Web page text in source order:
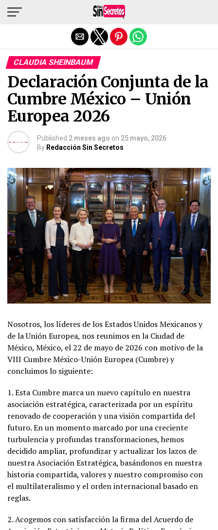
CLAUDIA SHEINBAUM
Declaración Conjunta de la
Cumbre México – Unión
Europea 2026
Published 2 meses ago on 25 mayo, 2026
By Redacción Sin Secretos
Nosotros, los líderes de los Estados Unidos Mexicanos y
de la Unión Europea, nos reunimos en la Ciudad de
México, México, el 22 de mayo de 2026 con motivo de la
VIII Cumbre México-Unión Europea (Cumbre) y
concluimos lo siguiente:
1. Esta Cumbre marca un nuevo capítulo en nuestra
asociación estratégica, caracterizada por un espíritu
renovado de cooperación y una visión compartida del
futuro. En un momento marcado por una creciente
turbulencia y profundas transformaciones, hemos
decidido ampliar, profundizar y actualizar los lazos de
nuestra Asociación Estratégica, basándonos en nuestra
historia compartida, valores y nuestro compromiso con
el multilateralismo y el orden internacional basado en
reglas.
2. Acogemos con satisfacción la firma del Acuerdo de
Salir de la versión móvil